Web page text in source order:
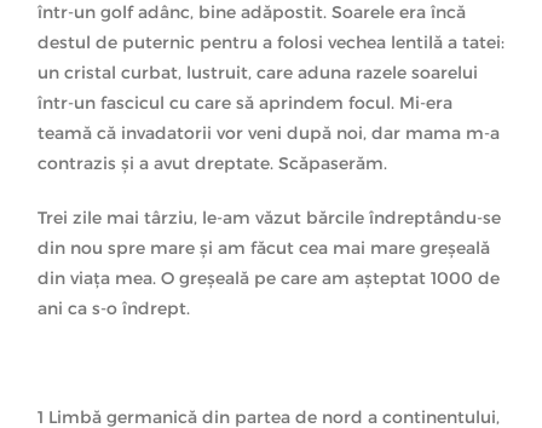
într-un golf adânc, bine adăpostit. Soarele era încă
destul de puternic pentru a folosi vechea lentilă a tatei:
un cristal curbat, lustruit, care aduna razele soarelui
într-un fascicul cu care să aprindem focul. Mi-era
teamă că invadatorii vor veni după noi, dar mama m-a
contrazis și a avut dreptate. Scăpaserăm.
Trei zile mai târziu, le-am văzut bărcile îndreptându-se
din nou spre mare și am făcut cea mai mare greșeală
din viața mea. O greșeală pe care am așteptat 1000 de
ani ca s-o îndrept.
1 Limbă germanică din partea de nord a continentului,